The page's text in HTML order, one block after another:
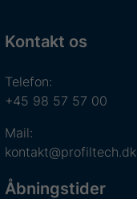
Kontakt os
Telefon:
+45 98 57 57 00
Mail:
kontakt@profiltech.dk
Åbningstider